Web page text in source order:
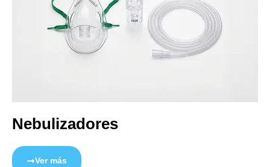
Nebulizadores
Ver más